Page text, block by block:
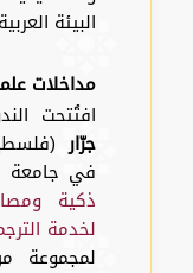
البيئة
مداخلات
افتُتحت
جرّار
في جامعة
ذكية
لخدمة
لمجموعة